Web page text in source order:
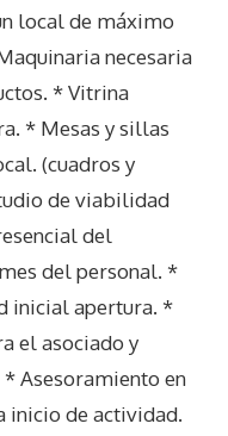
local de máximo
necesaria
* Vitrina
* Mesas y sillas
(cuadros y
de viabilidad
del
del personal. *
inicial apertura. *
el asociado y
Asesoramiento en
inicio de actividad.